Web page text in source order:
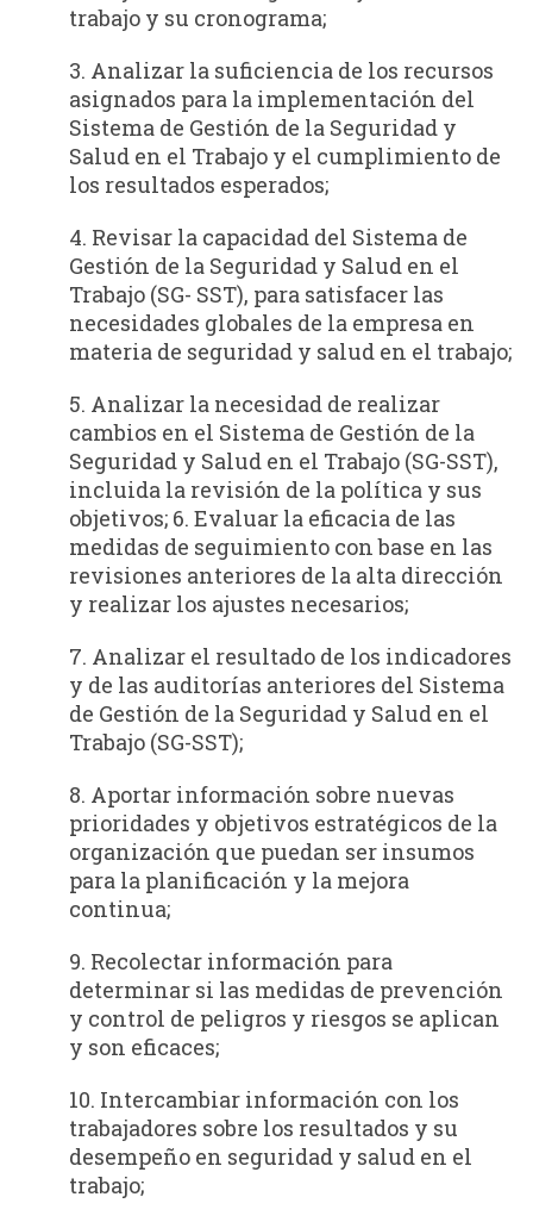
trabajo y su cronograma;
3. Analizar la suficiencia de los recursos
asignados para la implementación del
Siste­ma de Gestión de la Seguridad y
Salud en el Trabajo y el cumplimiento de
los resultados esperados;
4. Revisar la capacidad del Sistema de
Gestión de la Seguridad y Salud en el
Trabajo (SG- SST), para satisfacer las
necesidades globales de la empresa en
materia de seguridad y salud en el trabajo;
5. Analizar la necesidad de realizar
cambios en el Sistema de Gestión de la
Seguridad y Salud en el Trabajo (SG-SST),
incluida la revisión de la política y sus
objetivos; 6. Evaluar la eficacia de las
medidas de seguimiento con base en las
revisiones anterio­res de la alta dirección
y realizar los ajustes necesarios;
7. Analizar el resultado de los indicadores
y de las auditorías anteriores del Sistema
de Gestión de la Seguridad y Salud en el
Trabajo (SG-SST);
8. Aportar información sobre nuevas
prioridades y objetivos estratégicos de la
organi­zación que puedan ser insumos
para la planificación y la mejora
continua;
9. Recolectar información para
determinar si las medidas de prevención
y control de peligros y riesgos se aplican
y son eficaces;
10. Intercambiar información con los
trabajadores sobre los resultados y su
desempeño en seguridad y salud en el
trabajo;